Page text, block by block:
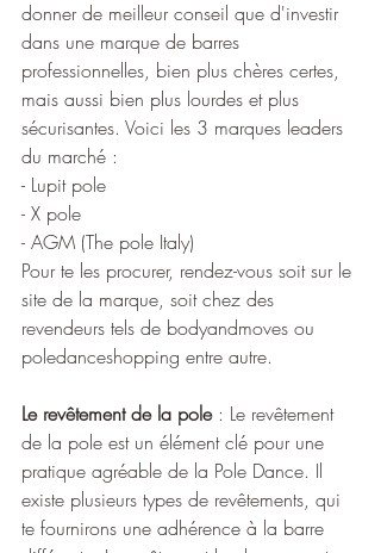
donner de meilleur conseil que d'investir
dans une marque de barres
professionnelles, bien plus chères certes,
mais aussi bien plus lourdes et plus
sécurisantes. Voici les 3 marques leaders
du marché :
- Lupit pole
- X pole
- AGM (The pole Italy)
Pour te les procurer, rendez-vous soit sur le
site de la marque, soit chez des
revendeurs tels de bodyandmoves ou
poledanceshopping entre autre.
Le revêtement de la pole : Le revêtement
de la pole est un élément clé pour une
pratique agréable de la Pole Dance. Il
existe plusieurs types de revêtements, qui
te fournirons une adhérence à la barre